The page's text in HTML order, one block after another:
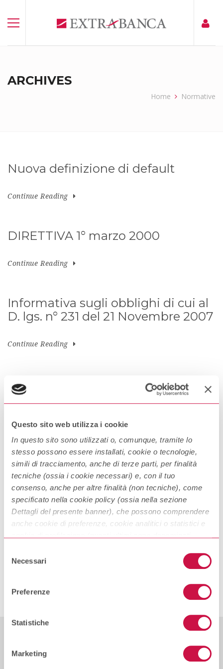
Questo sito web utilizza i cookie
In questo sito sono utilizzati o, comunque, tramite lo
stesso possono essere installati, cookie o tecnologie,
simili di tracciamento, anche di terze parti, per finalità
tecniche (ossia i cookie necessari) e, con il tuo
consenso, anche per altre finalità (non tecniche), come
specificato nella cookie policy (ossia nella sezione
Dettagli del presente banner), che possono comprendere
anche cookie di preferenze, cookie analitici o statistici e
revocare il tuo consenso, in qualsiasi momento,
Puoi acconsentire all’utilizzo di tali tecnologie utilizzando
informativa e/o utilizzando il tasto “
Rifiuta i cookie non
”, continui senza accettare i cookie non tecnici e
delNecessari
Preferenze
Statistiche
Marketing
ARCHIVES
Home Normative
Nuova definizione di default
Continue Reading
DIRETTIVA 1° marzo 2000
Continue Reading
Informativa sugli obblighi di cui al
D. lgs. n° 231 del 21 Novembre 2007
Continue Reading
Regolamento Soggetti Collegati
Normativa Antiriciclaggio
Continue Reading
La Sepa e i nuovi Standard nei
Continue Reading